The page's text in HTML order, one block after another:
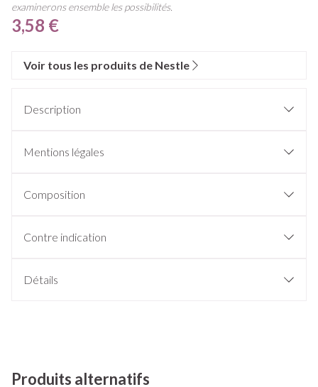
3,58 €
examinerons ensemble les possibilités.
Voir tous les produits de Nestle
Description
Mentions légales
Composition
Contre indication
Détails
Produits alternatifs